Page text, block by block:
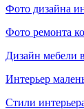
Фото дизайна
Фото ремонта
Дизайн мебели
Интерьер
Стили